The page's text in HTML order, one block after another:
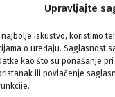
Upravljajte
najbolje iskustvo, koristimo
o uređaju. Saglasnost
kao što su ponašanje
ili povlačenje